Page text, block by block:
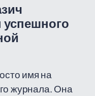
имя на
журнала. Она